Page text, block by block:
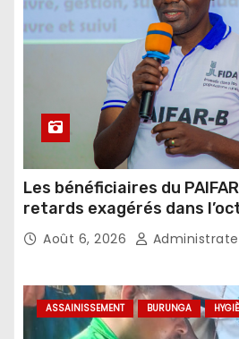
Les bénéficiaires du
retards exagérés dans
agricoles
Août 6, 2026
ASSAINISSEMENT BURUNGA